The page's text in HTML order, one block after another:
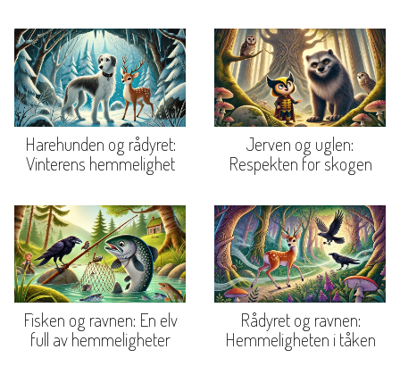
Harehunden og rådyret:
Vinterens hemmelighet
Jerven og uglen:
Respekten for skogen
Fisken og ravnen: En elv
full av hemmeligheter
Rådyret og ravnen:
Hemmeligheten i tåken